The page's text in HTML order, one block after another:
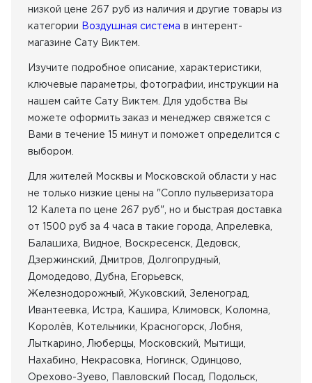
низкой цене 267 руб из наличия и другие товары из
категории Воздушная система в интерент-
магазине Сату Виктем.
Изучите подробное описание, характеристики,
ключевые параметры, фотографии, инструкции на
нашем сайте Сату Виктем. Для удобства Вы
можете оформить заказ и менеджер свяжется с
Вами в течение 15 минут и поможет определится с
выбором.
Для жителей Москвы и Московской области у нас
не только низкие цены на "Сопло пульверизатора
12 Калета по цене 267 руб", но и быстрая доставка
от 1500 руб за 4 часа в такие города, Апрелевка,
Балашиха, Видное, Воскресенск, Дедовск,
Дзержинский, Дмитров, Долгопрудный,
Домодедово, Дубна, Егорьевск,
Железнодорожный, Жуковский, Зеленоград,
Ивантеевка, Истра, Кашира, Климовск, Коломна,
Королёв, Котельники, Красногорск, Лобня,
Лыткарино, Люберцы, Московский, Мытищи,
Нахабино, Некрасовка, Ногинск, Одинцово,
Орехово-Зуево, Павловский Посад, Подольск,